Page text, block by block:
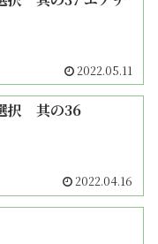
2022.05.11
択 其の36
2022.04.16